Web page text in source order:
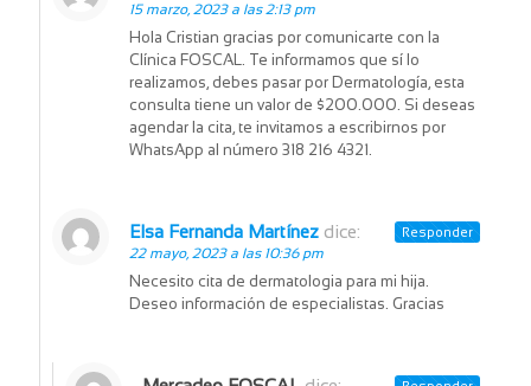
15 marzo, 2023 a las 2:13 pm
Hola Cristian gracias por comunicarte con la
Clínica FOSCAL. Te informamos que sí lo
realizamos, debes pasar por Dermatología, esta
consulta tiene un valor de $200.000. Si deseas
agendar la cita, te invitamos a escribirnos por
WhatsApp al número 318 216 4321.
Elsa Fernanda Martínez dice:
22 mayo, 2023 a las 10:36 pm
Necesito cita de dermatologia para mi hija.
Deseo información de especialistas. Gracias
Responder